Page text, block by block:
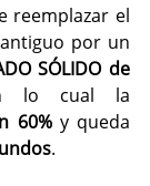
reemplazar el
SÓLIDO de
lo cual la
60%
.